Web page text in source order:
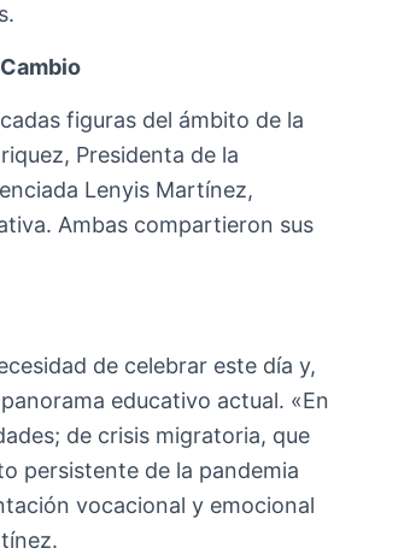
figuras del ámbito de la
Presidenta de la
Lenyis Martínez,
Ambas compartieron sus
de celebrar este día y,
educativo actual. «En
de crisis migratoria, que
persistente de la pandemia
vocacional y emocional